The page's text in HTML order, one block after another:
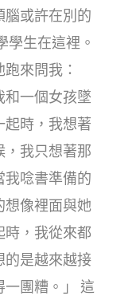
腦或許在別的
學生在這裡。
來問我：
和一個女孩墜
起時，我想著
，我只想著那
我唸書準備的
想像裡面與她
時，我從來都
的是越來越接
團糟。」 這